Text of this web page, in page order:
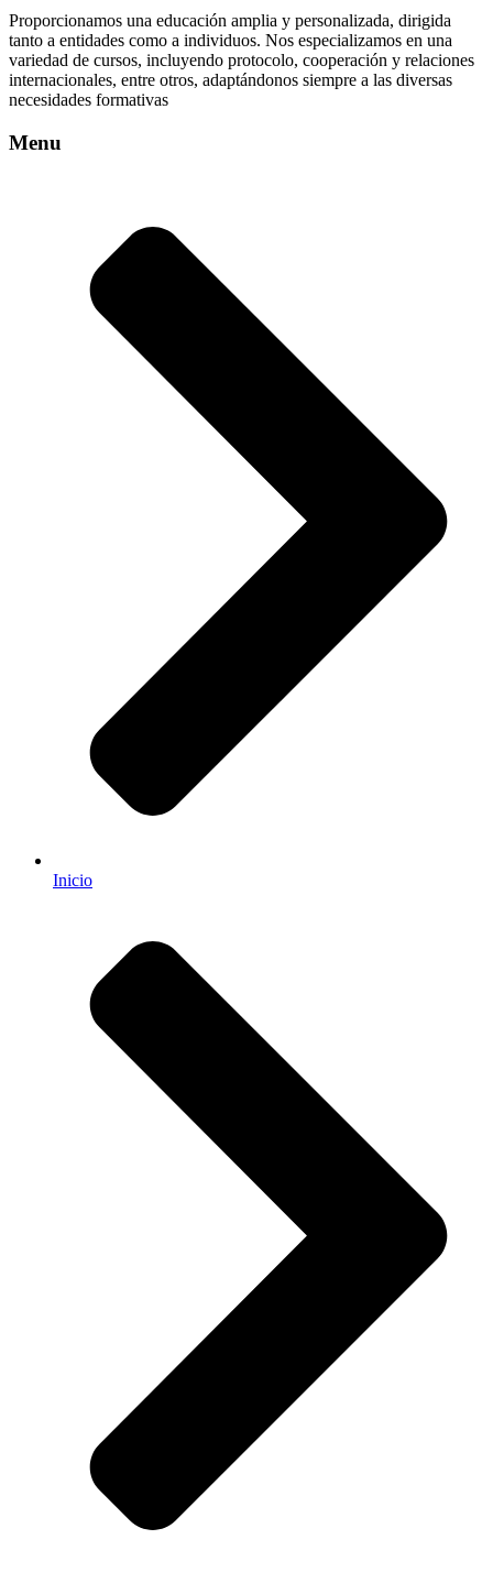
Proporcionamos una educación amplia y personalizada, dirigida
tanto a entidades como a individuos. Nos especializamos en una
variedad de cursos, incluyendo protocolo, cooperación y relaciones
internacionales, entre otros, adaptándonos siempre a las diversas
necesidades formativas
Menu
Inicio